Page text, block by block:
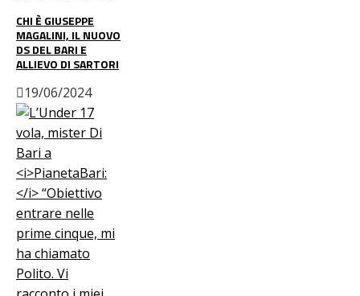
CHI È GIUSEPPE
MAGALINI, IL NUOVO
DS DEL BARI E
ALLIEVO DI SARTORI
19/06/2024